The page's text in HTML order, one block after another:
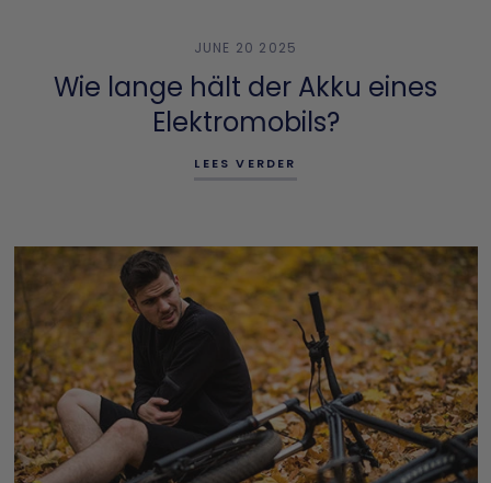
JUNE 20 2025
Wie lange hält der Akku eines
Elektromobils?
LEES VERDER